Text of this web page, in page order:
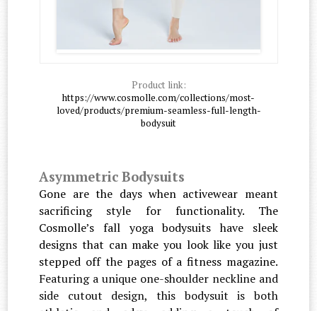
Product link:
https://www.cosmolle.com/collections/most-
loved/products/premium-seamless-full-length-
bodysuit
Asymmetric Bodysuits
Gone are the days when activewear meant
sacrificing style for functionality. The
Cosmolle’s fall yoga bodysuits have sleek
designs that can make you look like you just
stepped off the pages of a fitness magazine.
Featuring a unique one-shoulder neckline and
side cutout design, this bodysuit is both